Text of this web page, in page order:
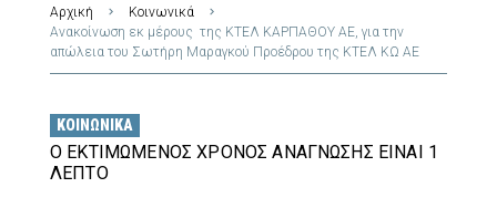
Αρχική
Κοινωνικά
Ανακοίνωση εκ μέρους της ΚΤΕΛ ΚΑΡΠΑΘΟΥ ΑΕ, για την
απώλεια του Σωτήρη Μαραγκού Προέδρου της ΚΤΕΛ ΚΩ ΑΕ
ΚΟΙΝΩΝΙΚΆ
Ο ΕΚΤΙΜΏΜΕΝΟΣ ΧΡΌΝΟΣ ΑΝΆΓΝΩΣΗΣ ΕΊΝΑΙ 1
ΛΕΠΤΌ